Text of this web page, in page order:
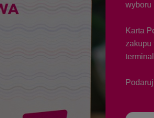
wyboru
Karta
zakupu